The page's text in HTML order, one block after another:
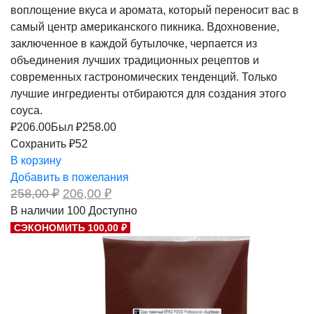
воплощение вкуса и аромата, который переносит вас в
самый центр американского пикника. Вдохновение,
заключенное в каждой бутылочке, черпается из
объединения лучших традиционных рецептов и
современных гастрономических тенденций. Только
лучшие ингредиенты отбираются для создания этого
соуса.
₽206.00Был ₽258.00
Сохранить ₽52
В корзину
Добавить в пожелания
258,00₽ Первоначальная
цена
составляла
258,00 ₽.
206,00 ₽Текущая
206,00 ₽.
В наличии 100 Доступно
СЭКОНОМИТЬ 100,00 ₽